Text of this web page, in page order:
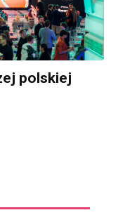
polskiej